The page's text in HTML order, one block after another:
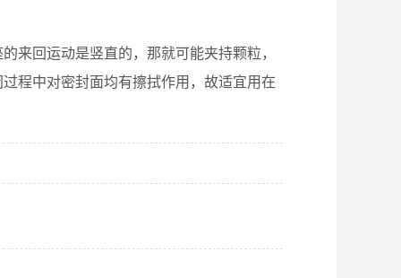
来回运动是竖直的，那就可能夹持颗粒，
程中对密封面均有擦拭作用，故适宜用在